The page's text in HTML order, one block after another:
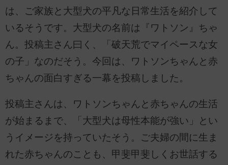
は、ご家族と大型犬の平凡な日常生活を紹介して
いるそうです。大型犬の名前は『ワトソン』ちゃ
ん。投稿主さん曰く、「破天荒でマイペースな女
の子」なのだそう。今回は、ワトソンちゃんと赤
ちゃんの面白すぎる一幕を投稿しました。
投稿主さんは、ワトソンちゃんと赤ちゃんの生活
が始まるまで、「大型犬は母性本能が強い」とい
うイメージを持っていたそう。ご夫婦の間に生ま
れた赤ちゃんのことも、甲斐甲斐しくお世話する